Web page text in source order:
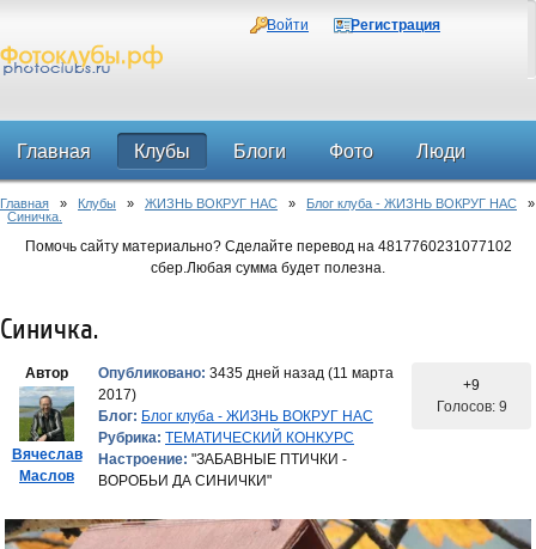
Войти Регистрация
Главная Клубы Блоги Фото Люди
Форум
Главная » Клубы » ЖИЗНЬ ВОКРУГ НАС » Блог клуба - ЖИЗНЬ ВОКРУГ НАС »
Синичка.
Помочь сайту материально? Сделайте перевод на 4817760231077102
сбер.Любая сумма будет полезна.
Синичка.
Автор
Вячеслав
Маслов
Опубликовано: 3435 дней назад (11 марта
2017)
Блог: Блог клуба - ЖИЗНЬ ВОКРУГ НАС
Рубрика: ТЕМАТИЧЕСКИЙ КОНКУРС
Настроение: "ЗАБАВНЫЕ ПТИЧКИ -
ВОРОБЬИ ДА СИНИЧКИ"
+9
Голосов: 9